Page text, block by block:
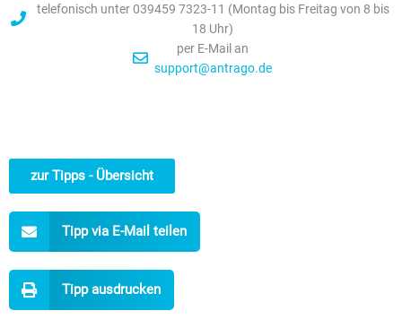
telefonisch unter 039459 7323-11 (Montag bis Freitag von 8 bis
18 Uhr)
per E-Mail an
support@antrago.de
zur Tipps - Übersicht
Tipp via E-Mail teilen
Tipp ausdrucken